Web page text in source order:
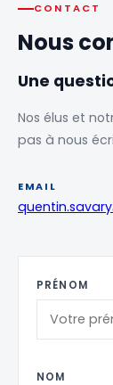
CONTACT
Nous
Une
Nos élus et
pas à nous
EMAIL
PRÉNOM
NOM